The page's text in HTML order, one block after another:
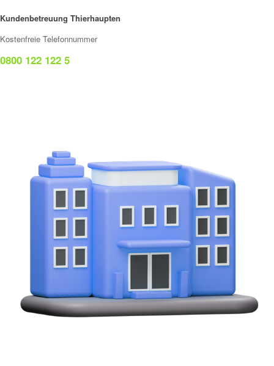
Kundenbetreuung Thierhaupten
Kostenfreie Telefonnummer
0800 122 122 5